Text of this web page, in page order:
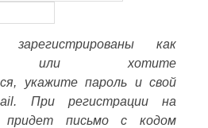
как
или хотите
укажите пароль и свой
При регистрации на
придет письмо с кодом